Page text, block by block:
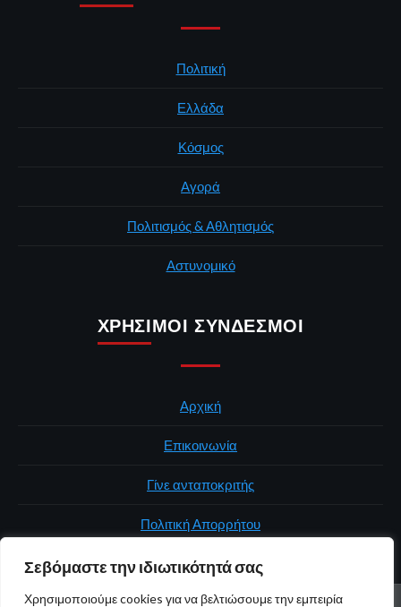
Σεβόμαστε την ιδιωτικότητά σας
Χρησιμοποιούμε cookies για να βελτιώσουμε την εμπειρία
Πολιτική
Ελλάδα
Κόσμος
Αγορά
Πολιτισμός & Αθλητισμός
Αστυνομικό
ΧΡΉΣΙΜΟΙ ΣΎΝΔΕΣΜΟΙ
Αρχική
Επικοινωνία
Γίνε ανταποκριτής
Πολιτική Απορρήτου